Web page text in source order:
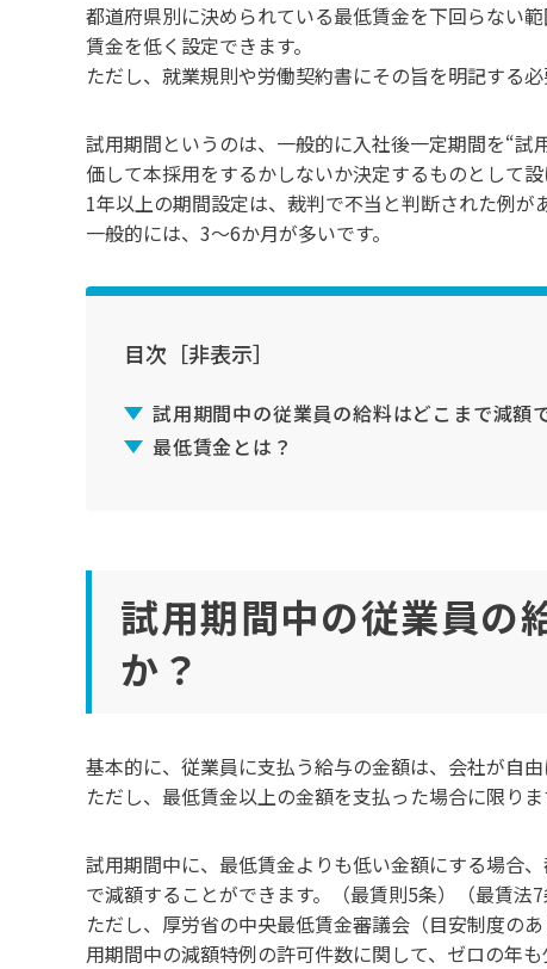
都道府県別に決められている最低賃金を下回らない
賃金を低く設定できます。
ただし、就業規則や労働契約書にその旨を明記する必
試用期間というのは、一般的に入社後一定期間を“
価して本採用をするかしないか決定するものとして設
1年以上の期間設定は、裁判で不当と判断された例が
一般的には、3～6か月が多いです。
目次 ［非表示］
試用期間中の従業員の給料はどこまで減額
最低賃金とは？
試用期間中の従業員の
か？
基本的に、従業員に支払う給与の金額は、会社が自由
ただし、最低賃金以上の金額を支払った場合に限りま
試用期間中に、最低賃金よりも低い金額にする場合
で減額することができます。（最賃則5条）（最賃法7
ただし、厚労省の中央最低賃金審議会（目安制度の
用期間中の減額特例の許可件数に関して、ゼロの年も